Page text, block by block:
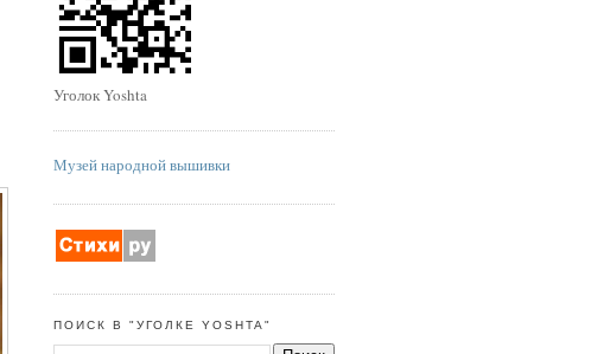
Уголок Yoshta
Музей народной вышивки
ПОИСК В "УГОЛКЕ YOSHTA"